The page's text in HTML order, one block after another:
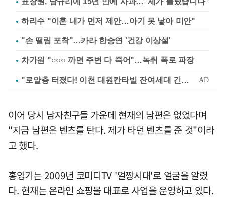
하리수 "이혼 내가 먼저 제안…아기 못 낳아 미안"
"손 떨림 포착"…카라 한승연 '건강 이상설'
차가원 "○○○ 까면 주변 다 죽어"…녹취 폭로 파장
이어 당시 남자친구들 가운데 현재의 남편은 없었다며
"지금 남편은 벤츠를 탄다. 제가 타던 벤츠를 준 것"이라
고 했다.
홍영기는 2009년 코미디TV '얼짱시대'로 얼굴을 알렸
다. 현재는 온라인 쇼핑몰 대표로 사업을 운영하고 있다.